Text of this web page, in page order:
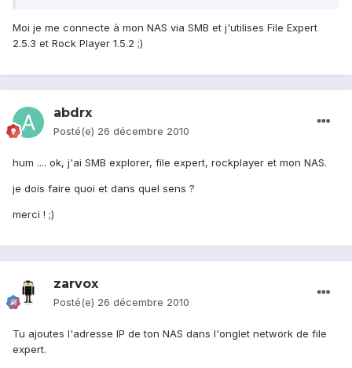
Moi je me connecte à mon NAS via SMB et j'utilises File Expert
2.5.3 et Rock Player 1.5.2 ;)
abdrx
Posté(e) 26 décembre 2010
hum .... ok, j'ai SMB explorer, file expert, rockplayer et mon NAS.
je dois faire quoi et dans quel sens ?
merci ! ;)
zarvox
Posté(e) 26 décembre 2010
Tu ajoutes l'adresse IP de ton NAS dans l'onglet network de file
expert.